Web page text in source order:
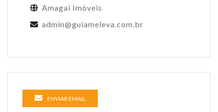
Amagai Imóveis
admin@guiameleva.com.br
ENVIAR EMAIL